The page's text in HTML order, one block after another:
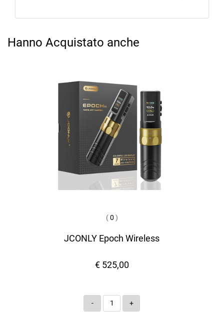
Hanno Acquistato anche
(0 )
JCONLY Epoch Wireless
€ 525,00
Quantità